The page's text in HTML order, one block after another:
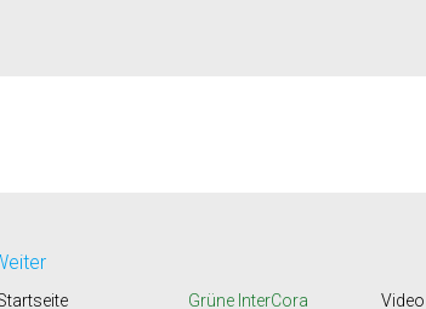
Grüne InterCora Video